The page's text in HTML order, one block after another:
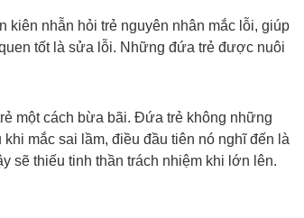
kiên nhẫn hỏi trẻ nguyên nhân mắc lỗi, giúp
tốt là sửa lỗi. Những đứa trẻ được nuôi
một cách bừa bãi. Đứa trẻ không những
mắc sai lầm, điều đầu tiên nó nghĩ đến là
sẽ thiếu tinh thần trách nhiệm khi lớn lên.